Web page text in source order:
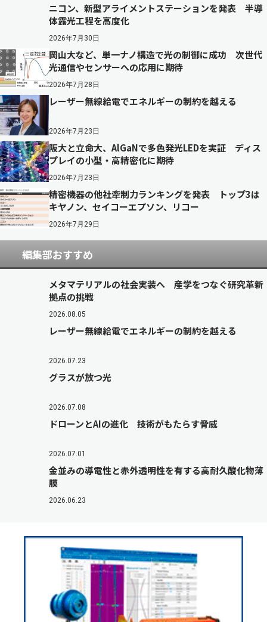
ニコン、新型アライメントステーションを発表 半導
体露光工程を高度化
2026年7月30日
岡山大など、単一ナノ構造で光の制御に成功 次世代
光通信やセンサーへの応用に期待
2026年7月28日
レーザー無線給電でエネルギーの制約を越える
2026年7月23日
阪大と立命大、AlGaNで多色発光LEDを実証 ディス
プレイの小型・高精密化に期待
2026年7月23日
精密機器の他社牽制力ランキングを発表 トップ3は
キヤノン、セイコーエプソン、リコー
2026年7月29日
編集部おすすめ
メタマテリアルの社会実装へ 産学をつなぐ研究革新
拠点の挑戦
2026.08.05
レーザー無線給電でエネルギーの制約を越える
2026.07.23
グラスが放つ光
2026.07.08
ドローンとAIの進化 技術がもたらす脅威
2026.07.01
金並みの導電性と赤外透明性を有する高耐久酸化物薄
膜
2026.06.23